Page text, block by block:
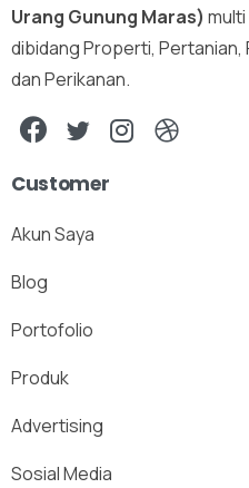
Urang Gunung Maras)
dibidang Properti,
dan Perikanan.
Customer
Akun Saya
Blog
Portofolio
Produk
Advertising
Sosial Media